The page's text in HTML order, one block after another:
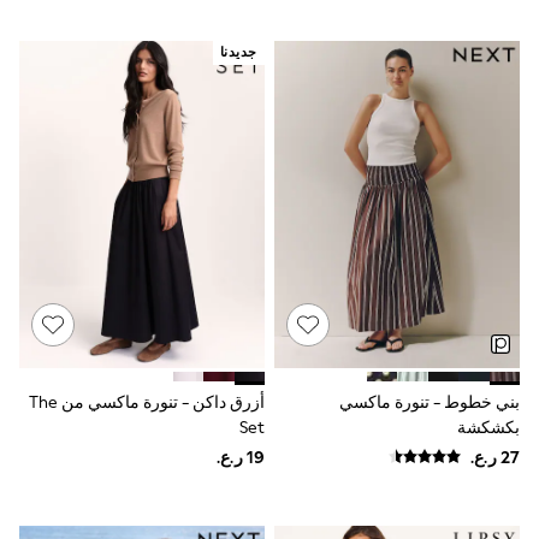
All Girl's New In
Kid's Top Picks
Top & Bottom Sets
Summer Dresses
Polka Dots
THE SET
Knitwear
Loungewear
Nightwear & Pyjamas
Occasionwear
Pants & Leggings
Schoolwear
Sets & Outfits
Shirts & Blouses
Shorts & Skirts
Sportswear
Sweatshirts & Hoodies
Tops & T-Shirts
Occasion and Party Dresses
بني خطوط - تنورة ماكسي
بكشكشة
جديدنا
أزرق داكن - تنورة ماكسي من The
Set